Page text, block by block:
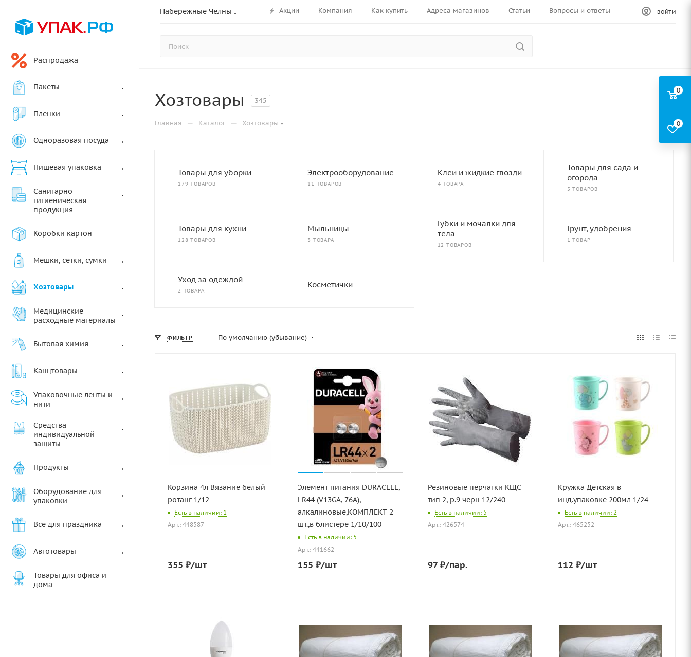
Набережные Челны Акции Компания Как купить Адреса магазинов Статьи Вопросы и ответы ВОЙТИ
Распродажа
Пакеты
Пленки
Одноразовая посуда
Пищевая упаковка
Санитарно-
гигиеническая
продукция
Коробки картон
Мешки, сетки, сумки
Хозтовары
Медицинские
расходные материалы
Бытовая химия
Канцтовары
Упаковочные ленты и
нити
Средства
индивидуальной
защиты
Продукты
Оборудование для
упаковки
Все для праздника
Автотовары
Товары для офиса и
дома
Хозтовары 345
Главная — Каталог — Хозтовары
Товары для уборки
179 ТОВАРОВ
Электрооборудование
11 ТОВАРОВ
Клеи и жидкие гвозди
4 ТОВАРА
Товары для сада и
огорода
5 ТОВАРОВ
Товары для кухни
128 ТОВАРОВ
Мыльницы
3 ТОВАРА
Губки и мочалки для
тела
12 ТОВАРОВ
Грунт, удобрения
1 ТОВАР
Уход за одеждой
2 ТОВАРА
Косметички
ФИЛЬТР По умолчанию (убывание)
Корзина 4л Вязание белый
ротанг 1/12
Есть в наличии: 1
Арт.: 448587
355 ₽/шт
Элемент питания DURACELL,
LR44 (V13GA, 76A),
алкалиновые,КОМПЛЕКТ 2
шт.,в блистере 1/10/100
Есть в наличии: 5
Арт.: 441662
155 ₽/шт
Резиновые перчатки КЩС
тип 2, р.9 черн 12/240
Есть в наличии: 5
Арт.: 426574
97₽/пар.
Кружка Детская в
инд.упаковке 200мл 1/24
Есть в наличии: 2
Арт.: 465252
112 ₽/шт
0
0